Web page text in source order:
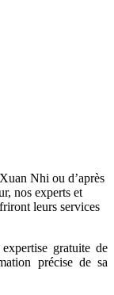
Nhi ou d’après
nos experts et
leurs services
gratuite de
précise de sa